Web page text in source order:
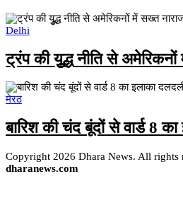
Delhi
ट्रंप की युूद्ध नीति से अमेरिकनों
मेरठ
बारिश की चंद बूंदों से वार्ड 8
Copyright 2026 Dhara News. All rights
dharanews.com